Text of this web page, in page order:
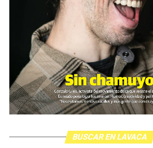
BUSCAR EN LAVACA